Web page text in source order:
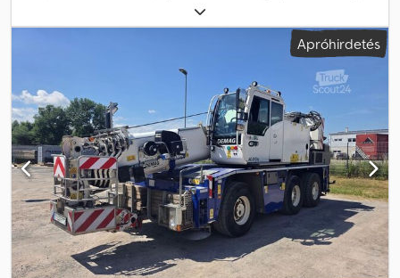
Gyártási év: 2020 Dcsdpfx Aoxb U Ehsidsk Kapacitás: 45 t Fő gém:
31,20 m Jib: 13,00 m Kilométer: 55 366 km Daruhasználati órák: 4
093 óra Teherszállító runner: 1,2 m Extra: Távirányító Apróhirdetés